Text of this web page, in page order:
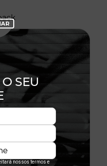
lateral esquerda
3% Elastano